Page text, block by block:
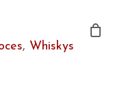
, Whiskys